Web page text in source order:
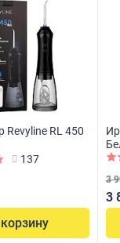
Revyline RL 450
137
3
3